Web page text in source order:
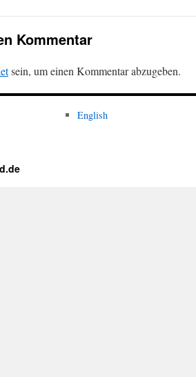
Kommentar
sein, um einen Kommentar abzugeben.
English